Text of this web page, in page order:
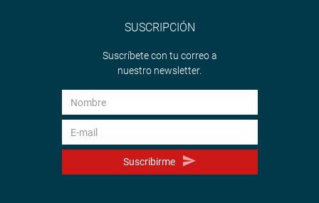
SUSCRIPCIÓN
Suscríbete con tu correo a
nuestro newsletter.
Suscribirme